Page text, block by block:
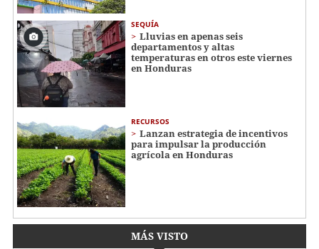
SEQUÍA
Lluvias en apenas seis
departamentos y altas
temperaturas en otros este viernes
en Honduras
RECURSOS
Lanzan estrategia de incentivos
para impulsar la producción
agrícola en Honduras
MÁS VISTO